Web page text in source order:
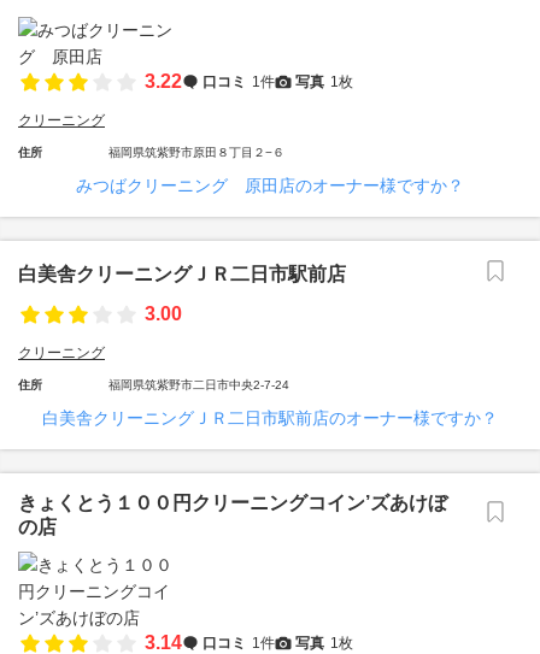
3.22 口コミ 1件 写真 1枚
クリーニング
住所 福岡県筑紫野市原田８丁目２−６
みつばクリーニング 原田店のオーナー様ですか？
白美舎クリーニングＪＲ二日市駅前店
3.00
クリーニング
住所 福岡県筑紫野市二日市中央2-7-24
白美舎クリーニングＪＲ二日市駅前店のオーナー様ですか？
きょくとう１００円クリーニングコイン’ズあけぼ
の店
3.14 口コミ 1件 写真 1枚